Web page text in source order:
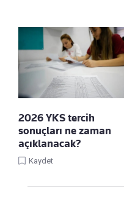
2026 YKS tercih
sonuçları ne zaman
açıklanacak?
Kaydet